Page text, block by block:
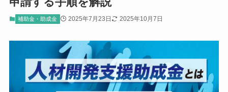
補助金・助成金 2025年7月23日 2025年10月7日